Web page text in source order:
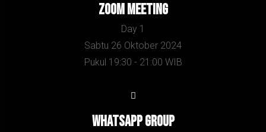
Zoom Meeting
Day 1
Sabtu 26 Oktober 2024
Pukul 19:30 - 21:00 WIB
Whatsapp Group